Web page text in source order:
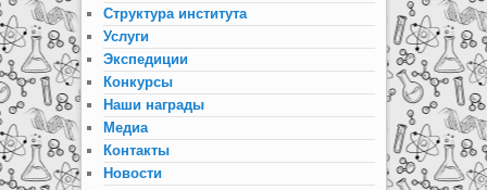
Структура института
Услуги
Экспедиции
Конкурсы
Наши награды
Медиа
Контакты
Новости